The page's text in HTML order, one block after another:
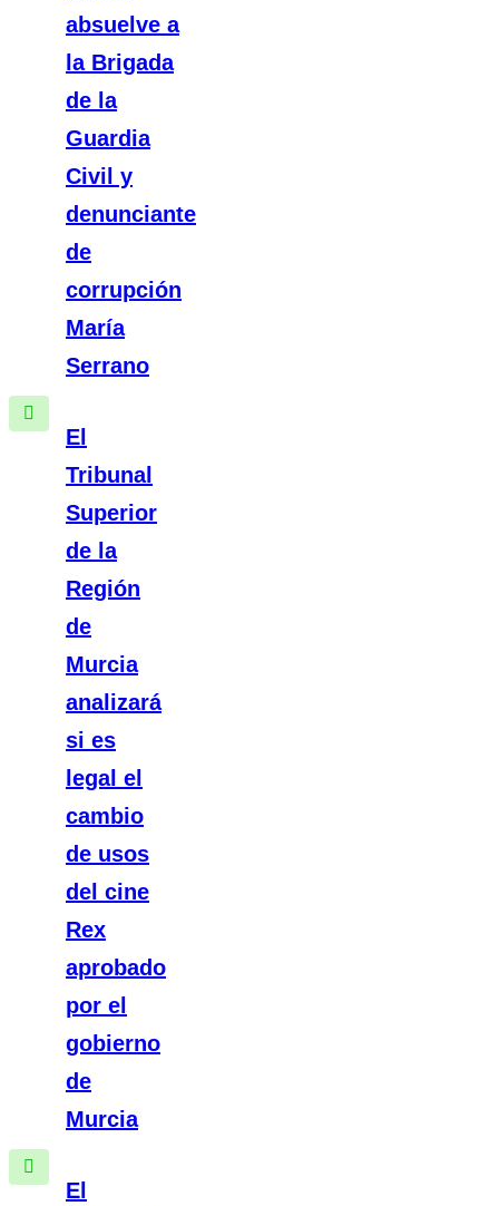
absuelve a
la Brigada
de la
Guardia
Civil y
denunciante
de
corrupción
María
Serrano
El
Tribunal
Superior
de la
Región
de
Murcia
analizará
si es
legal el
cambio
de usos
del cine
Rex
aprobado
por el
gobierno
de
Murcia
El